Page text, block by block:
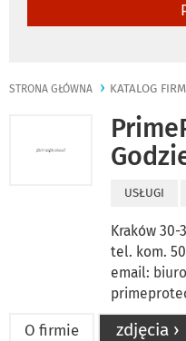
STRONA GŁÓWNA KATALOG FIRM
USŁUGI
Kraków 30-
tel. kom.
email:
O firmie
zdjęcia ›